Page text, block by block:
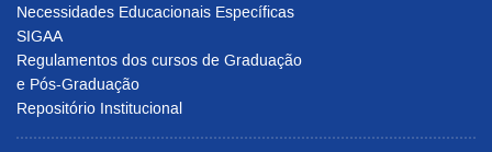
Necessidades Educacionais Específicas
SIGAA
Regulamentos dos cursos de Graduação
e Pós-Graduação
Repositório Institucional